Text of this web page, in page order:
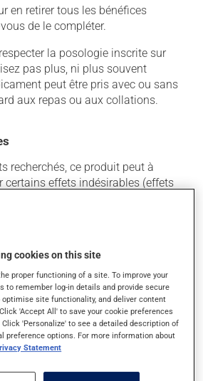
en retirer tous les bénéfices
de le compléter.
la posologie inscrite sur
pas plus, ni plus souvent
peut être pris avec ou sans
aux repas ou aux collations.
recherchés, ce produit peut à
certains effets indésirables (effets
:
de tête;
diarrhée;
problèmes de digestion;
goût des aliments;
nausées ou, rarement, des
peau plus sensible aux rayons UV
de bronzage) - évitez le plus
cookies on this site
proper functioning of a site. To improve your
to remember log-in details and provide secure
site functionality, and deliver content
'Accept All' to save your cookie preferences
'Personalize' to see a detailed description of
preference options. For more information about
Statement